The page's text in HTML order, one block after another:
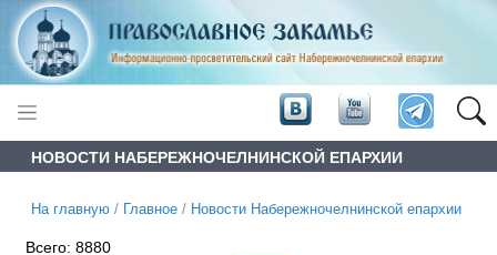
НОВОСТИ НАБЕРЕЖНОЧЕЛНИНСКОЙ ЕПАРХИИ
На главную / Главное / Новости Набережночелнинской епархии
Всего:8880